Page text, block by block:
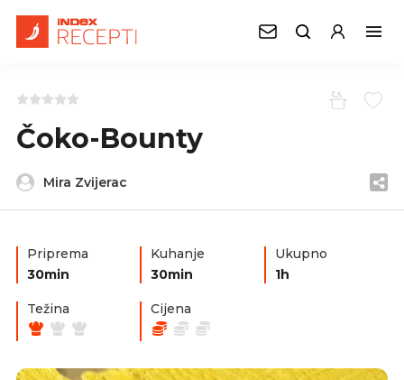
Čoko-Bounty
Mira Zvijerac
Priprema
30min
Kuhanje
30min
Ukupno
1h
Težina Cijena